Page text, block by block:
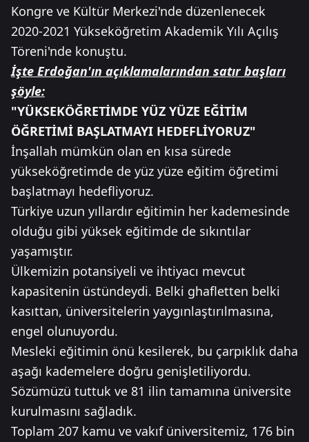
Kongre ve Kültür Merkezi'nde düzenlenecek
2020-2021 Yükseköğretim Akademik Yılı Açılış
Töreni'nde konuştu.
İşte Erdoğan'ın açıklamalarından satır başları
şöyle:
"YÜKSEKÖĞRETİMDE YÜZ YÜZE EĞİTİM
ÖĞRETİMİ BAŞLATMAYI HEDEFLİYORUZ"
İnşallah mümkün olan en kısa sürede
yükseköğretimde de yüz yüze eğitim öğretimi
başlatmayı hedefliyoruz.
Türkiye uzun yıllardır eğitimin her kademesinde
olduğu gibi yüksek eğitimde de sıkıntılar
yaşamıştır.
Ülkemizin potansiyeli ve ihtiyacı mevcut
kapasitenin üstündeydi. Belki ghafletten belki
kasıttan, üniversitelerin yaygınlaştırılmasına,
engel olunuyordu.
Mesleki eğitimin önü kesilerek, bu çarpıklık daha
aşağı kademelere doğru genişletiliyordu.
Sözümüzü tuttuk ve 81 ilin tamamına üniversite
kurulmasını sağladık.
Toplam 207 kamu ve vakıf üniversitemiz, 176 bin